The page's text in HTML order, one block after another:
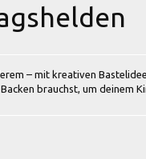
– mit kreativen
brauchst, um deinem